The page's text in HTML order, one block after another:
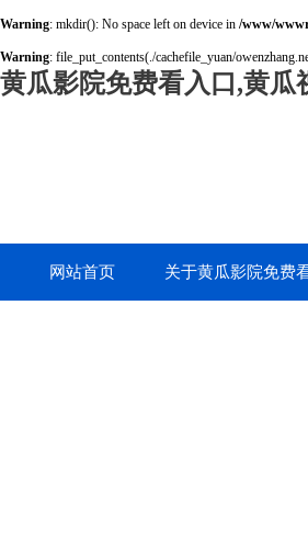
Warning: mkdir(): No space left on device in /www/
Warning: file_put_contents(./cachefile_yuan/
黄瓜影院免费看入口,黄瓜
网站首页 关于黄瓜影院免费